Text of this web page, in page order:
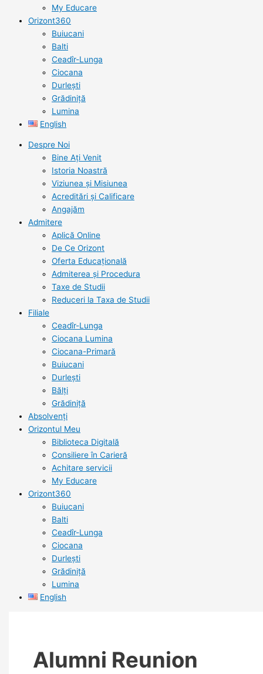
My Educare
Orizont360
Buiucani
Balti
Ceadîr-Lunga
Ciocana
Durlești
Grădiniță
Lumina
English
Despre Noi
Bine Ați Venit
Istoria Noastră
Viziunea şi Misiunea
Acreditări şi Calificare
Angajăm
Admitere
Aplică Online
De Ce Orizont
Oferta Educațională
Admiterea și Procedura
Taxe de Studii
Reduceri la Taxa de Studii
Filiale
Ceadîr-Lunga
Ciocana Lumina
Ciocana-Primară
Buiucani
Durlești
Bălți
Grădiniță
Absolvenți
Orizontul Meu
Biblioteca Digitală
Consiliere în Carieră
Achitare servicii
My Educare
Orizont360
Buiucani
Balti
Ceadîr-Lunga
Ciocana
Durlești
Grădiniță
Lumina
English
Alumni Reunion